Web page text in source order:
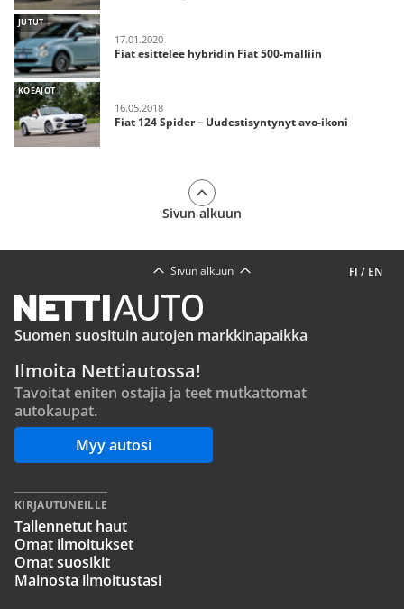
JUTUT
17.01.2020
Fiat esittelee hybridin Fiat 500-malliin
KOEAJOT
16.05.2018
Fiat 124 Spider – Uudestisyntynyt avo-ikoni
Sivun alkuun
FI / EN
Sivun alkuun
Suomen suosituin autojen markkinapaikka
Ilmoita Nettiautossa!
Tavoitat eniten ostajia ja teet mutkattomat
autokaupat.
Myy autosi
KIRJAUTUNEILLE
Tallennetut haut
Omat ilmoitukset
Omat suosikit
Mainosta ilmoitustasi